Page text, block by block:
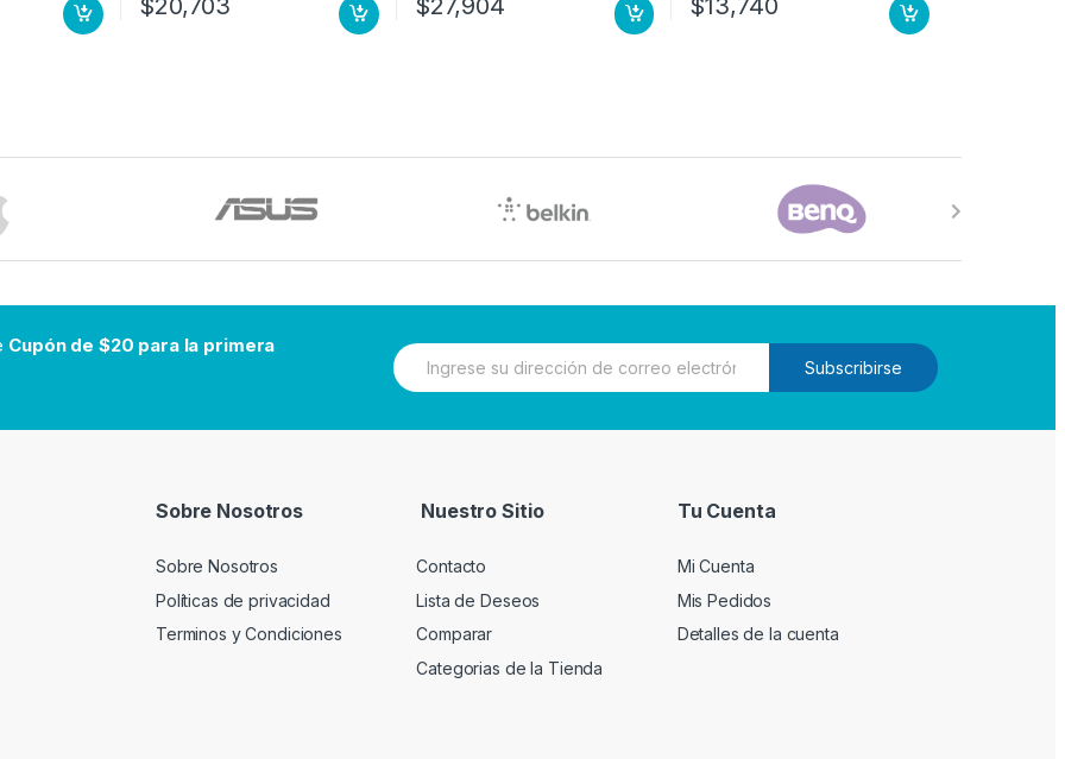
Cupón de $20 para la primera
N
e
w
Subscribirse
Sobre Nosotros
Sobre Nosotros
Políticas de privacidad
Terminos y Condiciones
Nuestro Sitio
Contacto
Lista de Deseos
Comparar
Categorias de la Tienda
Tu Cuenta
Mi Cuenta
Mis Pedidos
Detalles de la cuenta